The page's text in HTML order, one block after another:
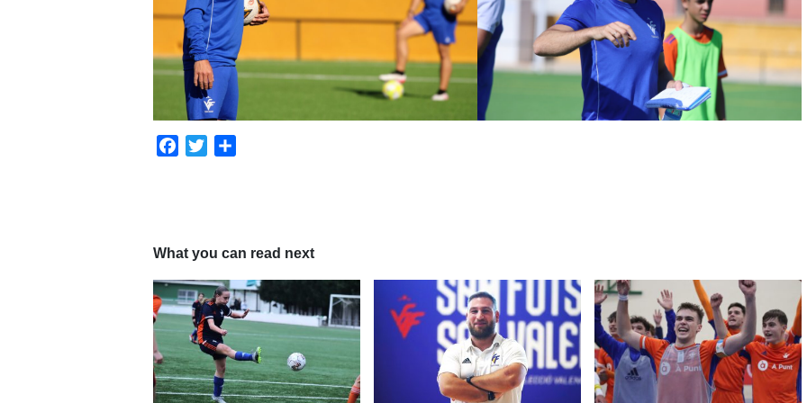
Facebook
Twitter
What you can read next